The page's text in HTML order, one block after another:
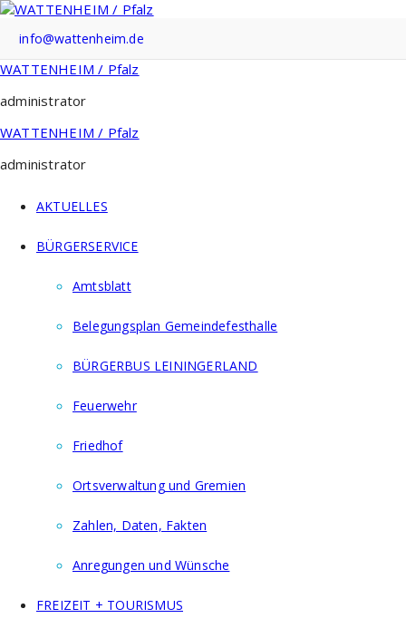
Zum
springen
info@wattenheim.de
WATTENHEIM / Pfalz
administrator
WATTENHEIM / Pfalz
administrator
AKTUELLES
BÜRGERSERVICE
Amtsblatt
Belegungsplan Gemeindefesthalle
BÜRGERBUS LEININGERLAND
Feuerwehr
Friedhof
Ortsverwaltung und Gremien
Zahlen, Daten, Fakten
Anregungen und Wünsche
FREIZEIT + TOURISMUS